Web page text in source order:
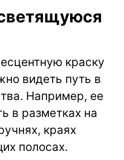
краску
видеть путь в
Например, ее
в разметках на
краях
полосах.